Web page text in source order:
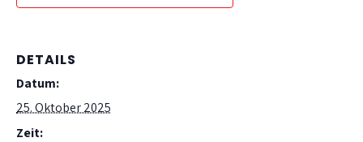
DETAILS
Datum:
25. Oktober 2025
Zeit: